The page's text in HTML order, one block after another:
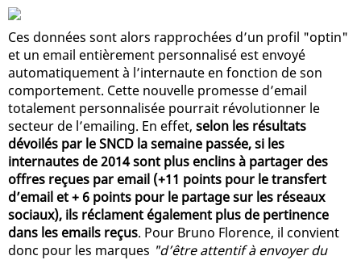
Ces données sont alors rapprochées d’un profil "optin"
et un email entièrement personnalisé est envoyé
automatiquement à l’internaute en fonction de son
comportement. Cette nouvelle promesse d’email
totalement personnalisée pourrait révolutionner le
secteur de l’emailing. En effet, selon les résultats
dévoilés par le SNCD la semaine passée, si les
internautes de 2014 sont plus enclins à partager des
offres reçues par email (+11 points pour le transfert
d’email et + 6 points pour le partage sur les réseaux
sociaux), ils réclament également plus de pertinence
dans les emails reçus. Pour Bruno Florence, il convient
donc pour les marques "d’être attentif à envoyer du